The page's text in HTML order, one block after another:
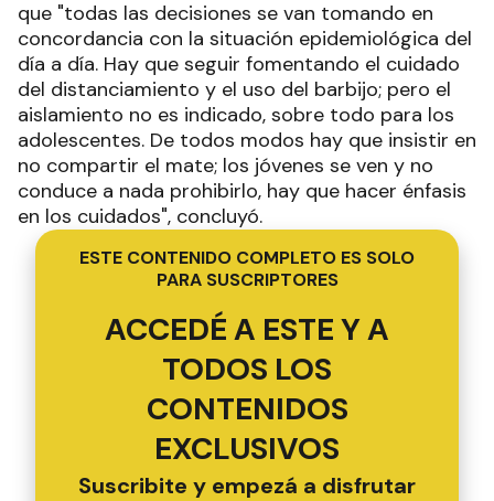
que "todas las decisiones se van tomando en
concordancia con la situación epidemiológica del
día a día. Hay que seguir fomentando el cuidado
del distanciamiento y el uso del barbijo; pero el
aislamiento no es indicado, sobre todo para los
adolescentes. De todos modos hay que insistir en
no compartir el mate; los jóvenes se ven y no
conduce a nada prohibirlo, hay que hacer énfasis
en los cuidados", concluyó.
ESTE CONTENIDO COMPLETO ES SOLO
PARA SUSCRIPTORES
ACCEDÉ A ESTE Y A
TODOS LOS
CONTENIDOS
EXCLUSIVOS
Suscribite y empezá a disfrutar